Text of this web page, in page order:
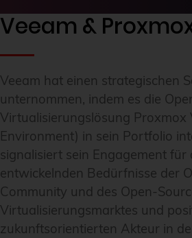
Veeam &
Veeam hat einen strategischen
unternommen, indem es die
Virtualisierungslösung Proxmox
Environment) in sein Portfolio
signalisiert sein Engagement für
entwickelnden Bedürfnisse der
Community und des Open-
Virtualisierungsmarktes und
zukunftsorientierten Akteur in